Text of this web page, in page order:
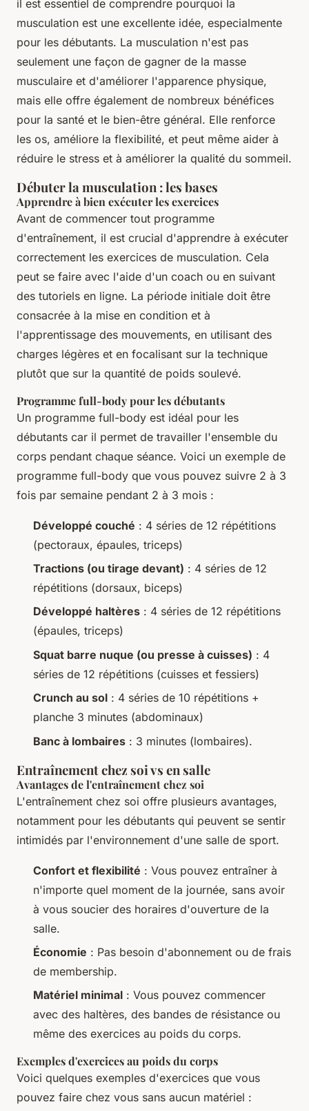
il est essentiel de comprendre pourquoi la
musculation est une excellente idée, especialmente
pour les débutants. La musculation n'est pas
seulement une façon de gagner de la masse
musculaire et d'améliorer l'apparence physique,
mais elle offre également de nombreux bénéfices
pour la santé et le bien-être général. Elle renforce
les os, améliore la flexibilité, et peut même aider à
réduire le stress et à améliorer la qualité du sommeil.
Débuter la musculation : les bases
Apprendre à bien exécuter les exercices
Avant de commencer tout programme
d'entraînement, il est crucial d'apprendre à exécuter
correctement les exercices de musculation. Cela
peut se faire avec l'aide d'un coach ou en suivant
des tutoriels en ligne. La période initiale doit être
consacrée à la mise en condition et à
l'apprentissage des mouvements, en utilisant des
charges légères et en focalisant sur la technique
plutôt que sur la quantité de poids soulevé.
Programme full-body pour les débutants
Un programme full-body est idéal pour les
débutants car il permet de travailler l'ensemble du
corps pendant chaque séance. Voici un exemple de
programme full-body que vous pouvez suivre 2 à 3
fois par semaine pendant 2 à 3 mois :
Développé couché : 4 séries de 12 répétitions
(pectoraux, épaules, triceps)
Tractions (ou tirage devant) : 4 séries de 12
répétitions (dorsaux, biceps)
Développé haltères : 4 séries de 12 répétitions
(épaules, triceps)
Squat barre nuque (ou presse à cuisses) : 4
séries de 12 répétitions (cuisses et fessiers)
Crunch au sol : 4 séries de 10 répétitions +
planche 3 minutes (abdominaux)
Banc à lombaires : 3 minutes (lombaires).
Entraînement chez soi vs en salle
Avantages de l'entraînement chez soi
L'entraînement chez soi offre plusieurs avantages,
notamment pour les débutants qui peuvent se sentir
intimidés par l'environnement d'une salle de sport.
Confort et flexibilité : Vous pouvez entraîner à
n'importe quel moment de la journée, sans avoir
à vous soucier des horaires d'ouverture de la
salle.
Économie : Pas besoin d'abonnement ou de frais
de membership.
Matériel minimal : Vous pouvez commencer
avec des haltères, des bandes de résistance ou
même des exercices au poids du corps.
Exemples d'exercices au poids du corps
Voici quelques exemples d'exercices que vous
pouvez faire chez vous sans aucun matériel :